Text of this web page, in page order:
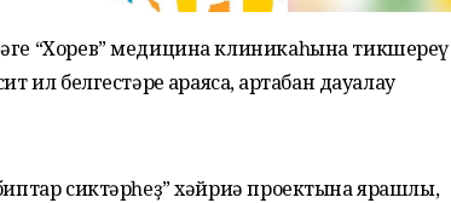
“Хорев” медицина клиникаһына тикшереү
белгестәре ҡараясаҡ, артабан дауалау
сиктәрһеҙ” хәйриә проектына ярашлы,